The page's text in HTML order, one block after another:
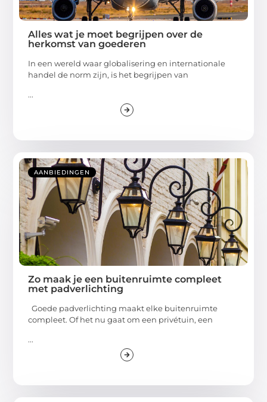
Alles wat je moet begrijpen over de
herkomst van goederen
In een wereld waar globalisering en internationale
handel de norm zijn, is het begrijpen van
...
AANBIEDINGEN
Zo maak je een buitenruimte compleet
met padverlichting
Goede padverlichting maakt elke buitenruimte
compleet. Of het nu gaat om een privétuin, een
...